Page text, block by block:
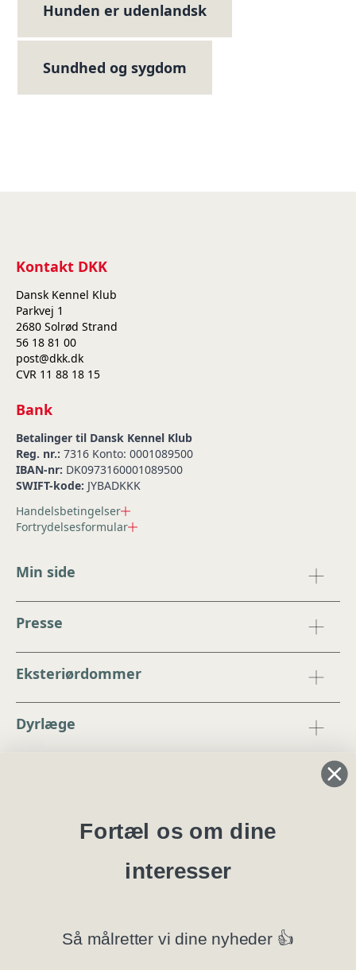
Hunden er udenlandsk
Sundhed og sygdom
Kontakt DKK
Dansk Kennel Klub
Parkvej 1
2680 Solrød Strand
56 18 81 00
post@dkk.dk
CVR 11 88 18 15
Bank
Betalinger til Dansk Kennel Klub
Reg. nr.: 7316 Konto: 0001089500
IBAN-nr: DK0973160001089500
SWIFT-kode: JYBADKKK
Handelsbetingelser
Fortrydelsesformular
Min side
Presse
Eksteriørdommer
Dyrlæge
Blanketter
Privatlivspolitik
Fortæl os om dine
interesser
Så målretter vi dine nyheder 👍